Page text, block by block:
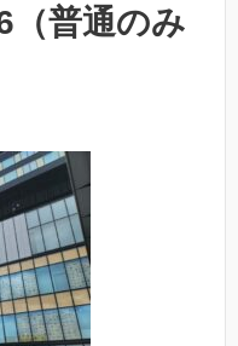
（普通のみ